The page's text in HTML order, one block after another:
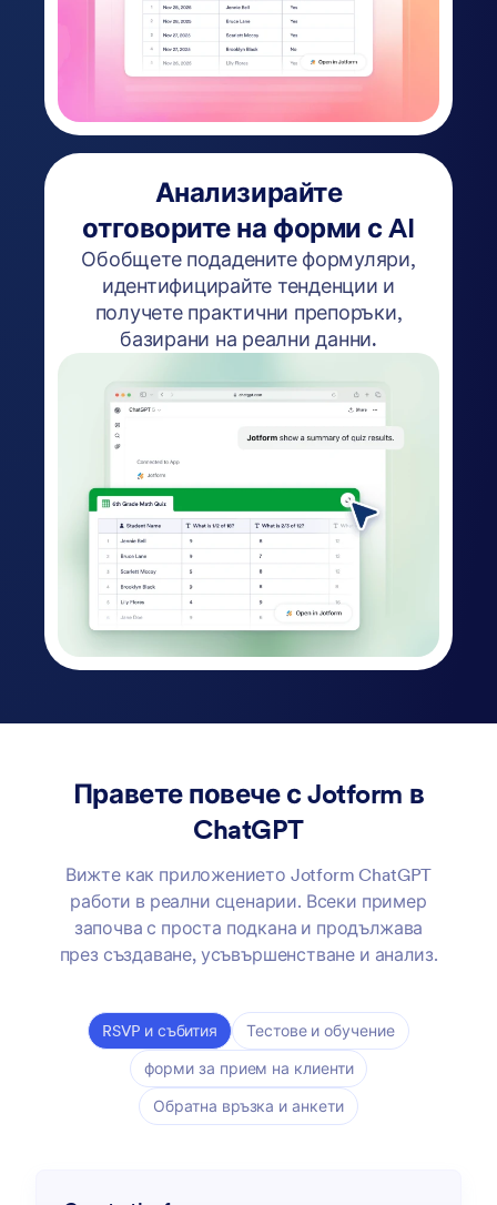
Анализирайте
отговорите на форми с AI
Обобщете подадените формуляри,
идентифицирайте тенденции и
получете практични препоръки,
базирани на реални данни.
Правете повече с Jotform в
ChatGPT
Вижте как приложението Jotform ChatGPT
работи в реални сценарии. Всеки пример
започва с проста подкана и продължава
през създаване, усъвършенстване и анализ.
RSVP и събития
Тестове и обучение
форми за прием на клиенти
Обратна връзка и анкети